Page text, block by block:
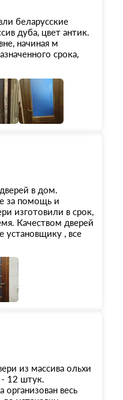
беларусские
дуба, цвет антик.
начиная м
срока,
в квартиру.
монтажникам,
пожелания,
что
пыли и грязи.
"ОКА"
в дом.
за помощь и
изготовили в срок,
Качеством дверей
установщику , все
из массива ольхи
12 штук.
организован весь